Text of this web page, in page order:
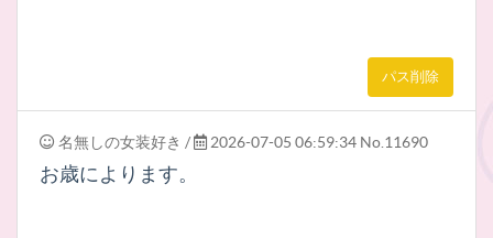
パス削除
名無しの女装好き / 2026-07-05 06:59:34 No.11690
お歳によります。